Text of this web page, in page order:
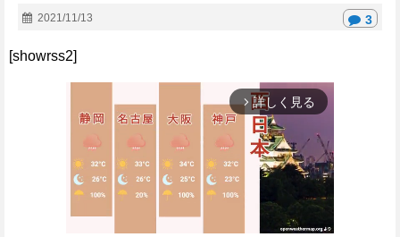
2021/11/13 3
[showrss2]
arrow_forward_ios 詳しく見る